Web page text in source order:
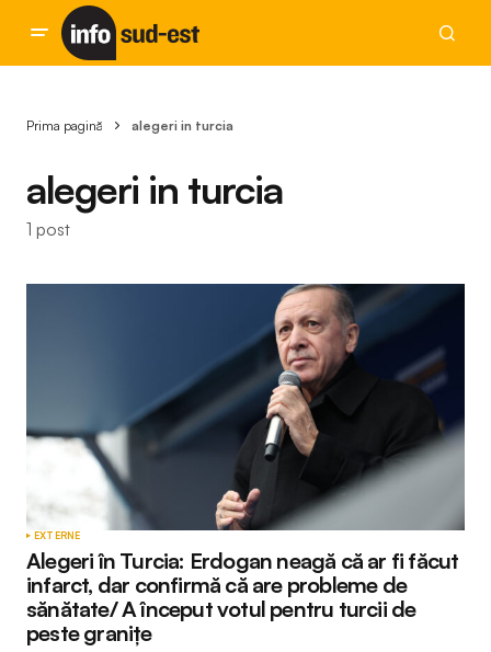
Prima pagină alegeri in turcia
alegeri in turcia
1 post
EXTERNE
Alegeri în Turcia: Erdogan neagă că ar fi făcut
infarct, dar confirmă că are probleme de
sănătate/ A început votul pentru turcii de
peste granițe